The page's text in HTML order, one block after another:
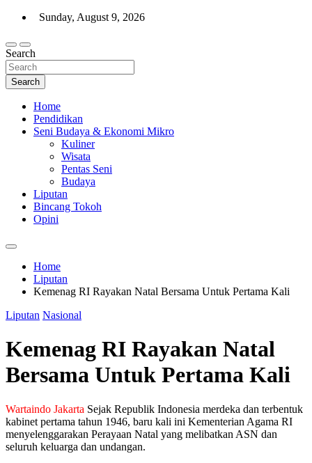
Skip
content
Sunday, August 9, 2026
Warta Indo
Search
Search
Home
Pendidikan
Seni Budaya & Ekonomi Mikro
Kuliner
Wisata
Pentas Seni
Budaya
Liputan
Bincang Tokoh
Opini
Home
Liputan
Kemenag RI Rayakan Natal Bersama Untuk Pertama Kali
Liputan Nasional
Kemenag RI Rayakan Natal
Bersama Untuk Pertama Kali
Wartaindo Jakarta Sejak Republik Indonesia merdeka dan terbentuk
kabinet pertama tahun 1946, baru kali ini Kementerian Agama RI
menyelenggarakan Perayaan Natal yang melibatkan ASN dan
seluruh keluarga dan undangan.